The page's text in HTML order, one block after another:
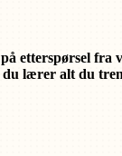
etterspørsel
du lærer alt du